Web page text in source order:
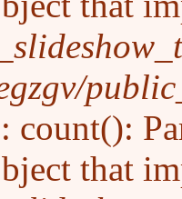
: count():
that